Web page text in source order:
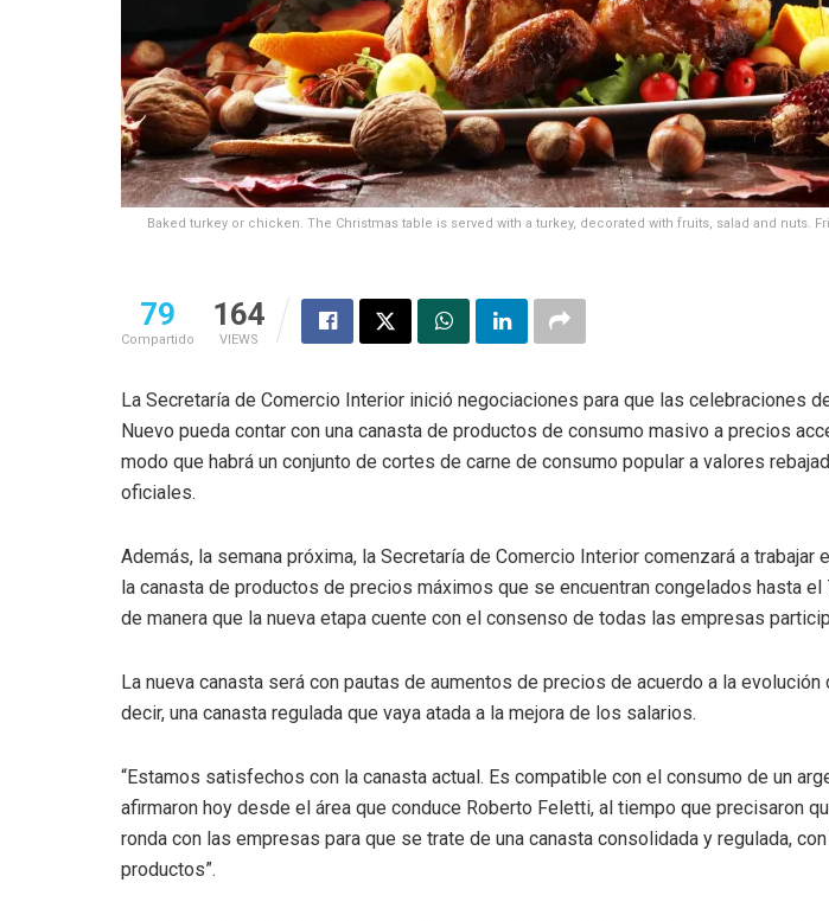
Baked turkey or chicken. The Christmas table is served with a turkey, decorated with fruits, salad and nuts.
79
Compartido
164
VIEWS
La Secretaría de Comercio Interior inició negociaciones para que las celebraciones
Nuevo pueda contar con una canasta de productos de consumo masivo a precios
modo que habrá un conjunto de cortes de carne de consumo popular a valores
oficiales.
Además, la semana próxima, la Secretaría de Comercio Interior comenzará a trabajar
la canasta de productos de precios máximos que se encuentran congelados hasta el
de manera que la nueva etapa cuente con el consenso de todas las empresas
La nueva canasta será con pautas de aumentos de precios de acuerdo a la
decir, una canasta regulada que vaya atada a la mejora de los salarios.
“Estamos satisfechos con la canasta actual. Es compatible con el consumo de un
afirmaron hoy desde el área que conduce Roberto Feletti, al tiempo que precisaron
ronda con las empresas para que se trate de una canasta consolidada y regulada,
productos”.